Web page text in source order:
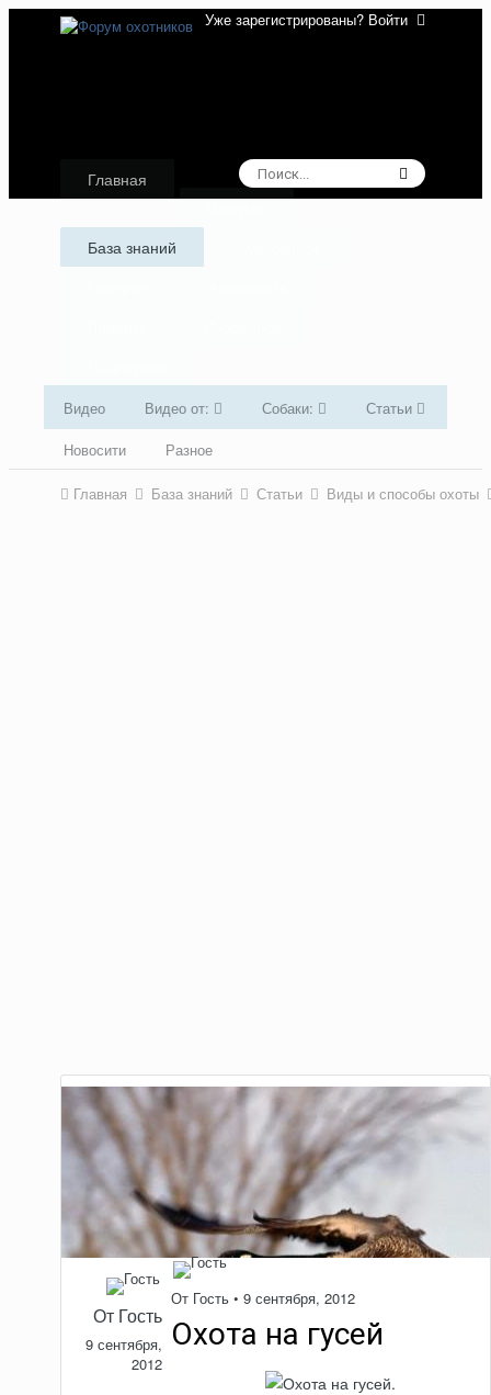
Уже зарегистрированы? Войти
Главная
База знаний
Видео Видео от: Собаки:
Статьи
Новосити
Разное
Главная База знаний Статьи Виды и способы охоты
От Гость
9 сентября,
2012
От Гость •9 сентября, 2012
Охота на гусей